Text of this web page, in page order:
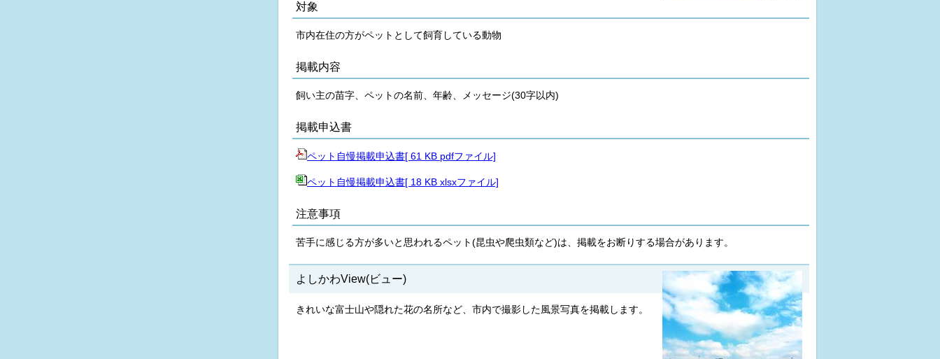
対象
市内在住の方がペットとして飼育している動物
掲載内容
飼い主の苗字、ペットの名前、年齢、メッセージ(30字以内)
掲載申込書
ペット自慢掲載申込書[ 61 KB pdfファイル]
ペット自慢掲載申込書[ 18 KB xlsxファイル]
注意事項
苦手に感じる方が多いと思われるペット(昆虫や爬虫類など)は、掲載をお断りする場合があります。
よしかわView(ビュー)
きれいな富士山や隠れた花の名所など、市内で撮影した風景写真を掲載します。